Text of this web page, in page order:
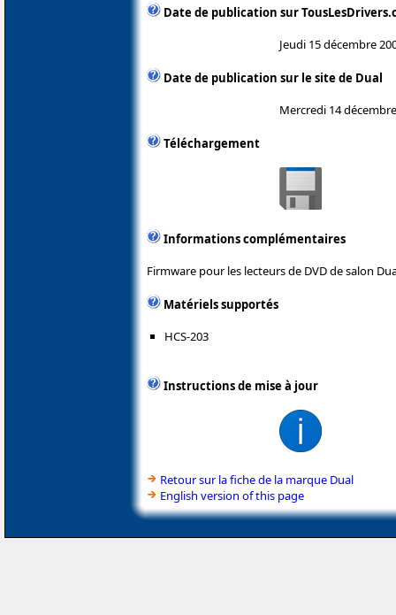
Date de publication sur
Jeudi 15 décembre
Date de publication sur le site de Dual
Mercredi 14
Téléchargement
Informations complémentaires
Firmware pour les lecteurs de DVD de salon
Matériels supportés
HCS-203
Instructions de mise à jour
Retour sur la fiche de la marque Dual
English version of this page